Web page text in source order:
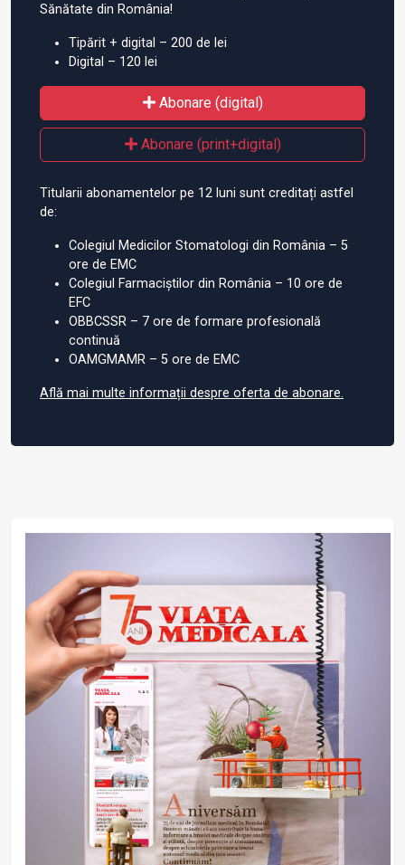
Sănătate din România!
Tipărit + digital – 200 de lei
Digital – 120 lei
Abonare (digital)
Abonare (print+digital)
Titularii abonamentelor pe 12 luni sunt creditați astfel
de:
Colegiul Medicilor Stomatologi din România – 5
ore de EMC
Colegiul Farmaciștilor din România – 10 ore de
EFC
OBBCSSR – 7 ore de formare profesională
continuă
OAMGMAMR – 5 ore de EMC
Află mai multe informații despre oferta de abonare.